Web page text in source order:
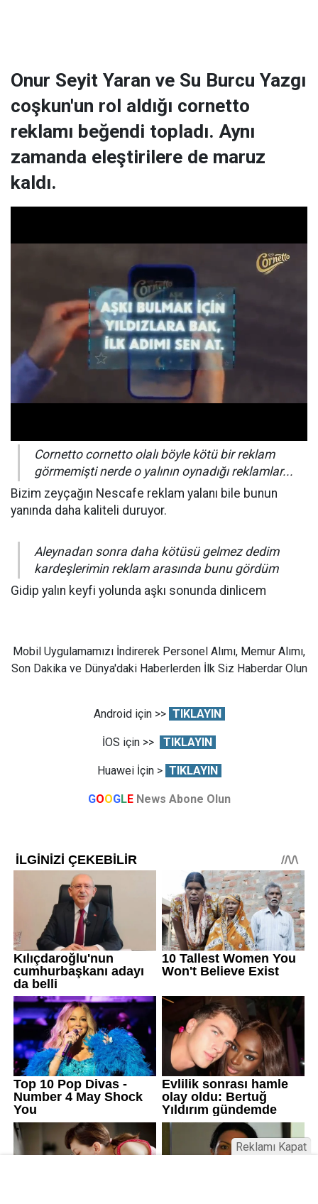
Onur Seyit Yaran ve Su Burcu Yazgı
coşkun'un rol aldığı cornetto
reklamı beğendi topladı. Aynı
zamanda eleştirilere de maruz
kaldı.
Cornetto cornetto olalı böyle kötü bir reklam
görmemişti nerde o yalının oynadığı reklamlar...
Bizim zeyçağın Nescafe reklam yalanı bile bunun
yanında daha kaliteli duruyor.
Aleynadan sonra daha kötüsü gelmez dedim
kardeşlerimin reklam arasında bunu gördüm
Gidip yalın keyfi yolunda aşkı sonunda dinlicem
Mobil Uygulamamızı İndirerek Personel Alımı, Memur Alımı,
Son Dakika ve Dünya'daki Haberlerden İlk Siz Haberdar Olun
Android için >> TIKLAYIN
İOS için >> TIKLAYIN
Huawei İçin > TIKLAYIN
GOOGLE News Abone Olun
Reklamı Kapat